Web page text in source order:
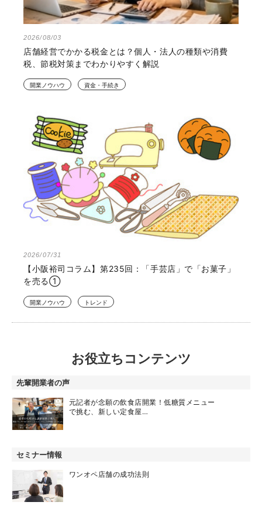
2026/08/03
店舗経営でかかる税金とは？個人・法人の種類や消費
税、節税対策までわかりやすく解説
開業ノウハウ 資金・手続き
2026/07/31
【小阪裕司コラム】第235回：「手芸店」で「お菓子」
を売る①
開業ノウハウ トレンド
お役立ちコンテンツ
先輩開業者の声
元記者が念願の飲食店開業！低糖質メニュー
で挑む、新しい定食屋…
セミナー情報
ワンオペ店舗の成功法則